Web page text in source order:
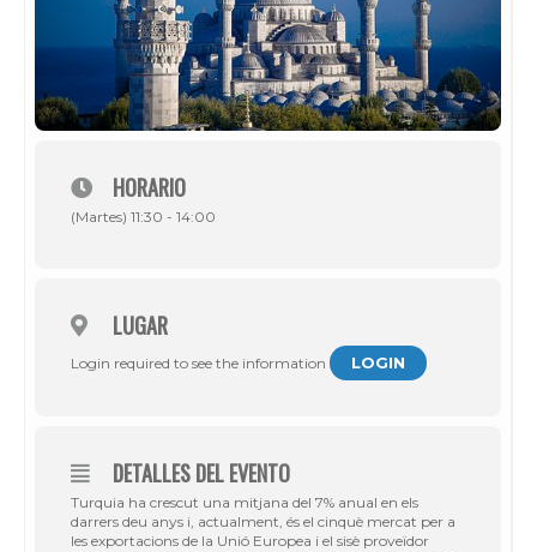
HORARIO
(Martes) 11:30 - 14:00
LUGAR
Login required to see the information LOGIN
DETALLES DEL EVENTO
Turquia ha crescut una mitjana del 7% anual en els
darrers deu anys i, actualment, és el cinquè mercat per a
les exportacions de la Unió Europea i el sisè proveïdor